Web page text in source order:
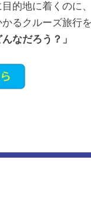
的地に着くのに、
るクルーズ旅行
なだろう？」